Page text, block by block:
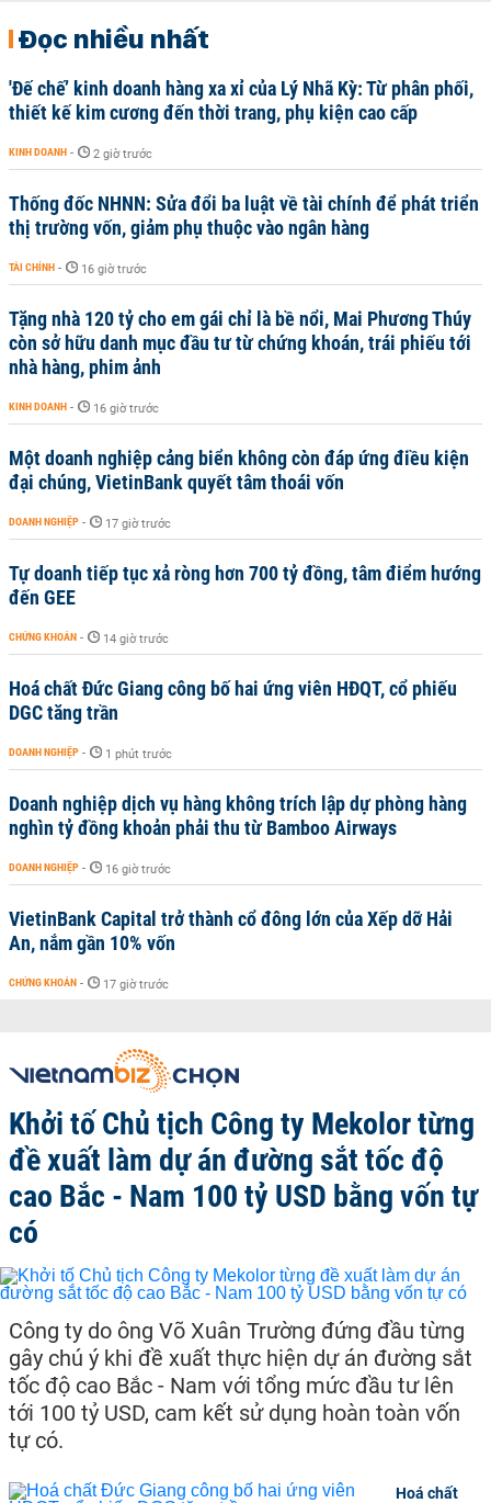
Đọc nhiều nhất
'Đế chế’ kinh doanh hàng xa xỉ của Lý Nhã Kỳ: Từ phân phối,
thiết kế kim cương đến thời trang, phụ kiện cao cấp
KINH DOANH - 2 giờ trước
Thống đốc NHNN: Sửa đổi ba luật về tài chính để phát triển
thị trường vốn, giảm phụ thuộc vào ngân hàng
TÀI CHÍNH - 16 giờ trước
Tặng nhà 120 tỷ cho em gái chỉ là bề nổi, Mai Phương Thúy
còn sở hữu danh mục đầu tư từ chứng khoán, trái phiếu tới
nhà hàng, phim ảnh
KINH DOANH - 16 giờ trước
Một doanh nghiệp cảng biển không còn đáp ứng điều kiện
đại chúng, VietinBank quyết tâm thoái vốn
DOANH NGHIỆP - 17 giờ trước
Tự doanh tiếp tục xả ròng hơn 700 tỷ đồng, tâm điểm hướng
đến GEE
CHỨNG KHOÁN - 14 giờ trước
Hoá chất Đức Giang công bố hai ứng viên HĐQT, cổ phiếu
DGC tăng trần
DOANH NGHIỆP - 1 phút trước
Doanh nghiệp dịch vụ hàng không trích lập dự phòng hàng
nghìn tỷ đồng khoản phải thu từ Bamboo Airways
DOANH NGHIỆP - 16 giờ trước
VietinBank Capital trở thành cổ đông lớn của Xếp dỡ Hải
An, nắm gần 10% vốn
CHỨNG KHOÁN - 17 giờ trước
Khởi tố Chủ tịch Công ty Mekolor từng
đề xuất làm dự án đường sắt tốc độ
cao Bắc - Nam 100 tỷ USD bằng vốn tự
có
Công ty do ông Võ Xuân Trường đứng đầu từng
gây chú ý khi đề xuất thực hiện dự án đường sắt
tốc độ cao Bắc - Nam với tổng mức đầu tư lên
tới 100 tỷ USD, cam kết sử dụng hoàn toàn vốn
tự có.
Hoá chất